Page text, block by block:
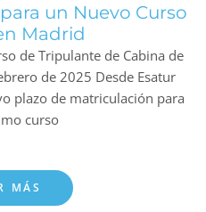
un Nuevo Curso
Madrid
de Tripulante de Cabina de
de 2025 Desde Esatur
plazo de matriculación para
curso
MÁS